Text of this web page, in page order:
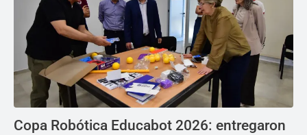
Copa Robótica Educabot 2026: entregaron